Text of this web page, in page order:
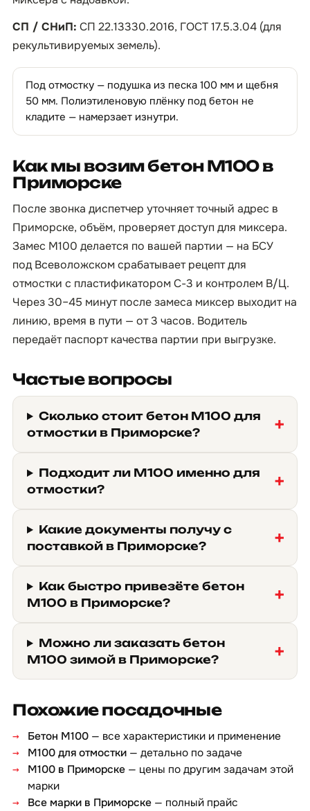
СП / СНиП: СП 22.13330.2016, ГОСТ 17.5.3.04 (для
рекультивируемых земель).
Под отмостку — подушка из песка 100 мм и щебня
50 мм. Полиэтиленовую плёнку под бетон не
кладите — намерзает изнутри.
Как мы возим бетон М100 в
Приморске
После звонка диспетчер уточняет точный адрес в
Приморске, объём, проверяет доступ для миксера.
Замес М100 делается по вашей партии — на БСУ
под Всеволожском срабатывает рецепт для
отмостки с пластификатором С-3 и контролем В/Ц.
Через 30–45 минут после замеса миксер выходит на
линию, время в пути — от 3 часов. Водитель
передаёт паспорт качества партии при выгрузке.
Частые вопросы
Сколько стоит бетон М100 для
отмостки в Приморске?
Подходит ли М100 именно для
отмостки?
Какие документы получу с
поставкой в Приморске?
Как быстро привезёте бетон
М100 в Приморске?
Можно ли заказать бетон
М100 зимой в Приморске?
Похожие посадочные
Бетон М100 — все характеристики и применение
М100 для отмостки — детально по задаче
М100 в Приморске — цены по другим задачам этой
марки
Все марки в Приморске — полный прайс